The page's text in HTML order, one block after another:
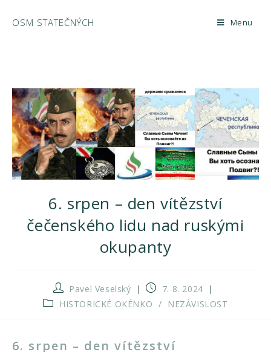
OSM STATEČNÝCH Menu
6. srpen – den vítězství
čečenského lidu nad ruskými
okupanty
Autor
příspěvku
Pavel Veselský
Příspěvek
byl
publikován
7. 8. 2024
RubrikyHISTORICKÉ OKÉNKO / NEZÁVISLOST
6. srpen – den vítězství